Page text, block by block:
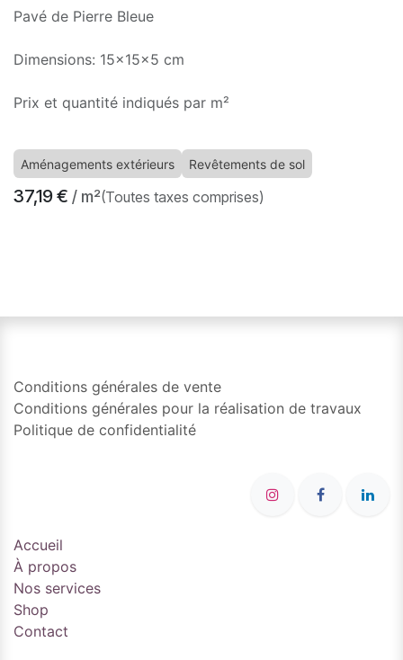
Pavé de Pierre Bleue
Dimensions: 15x15x5 cm
Prix et quantité indiqués par m²
Aménagements extérieurs Revêtements de sol
37,19€ / m²(Toutes taxes comprises)
Conditions générales de vente
Conditions générales pour la réalisation de travaux
Politique de confidentialité
Accueil
À propos
Nos services
Shop
Contact